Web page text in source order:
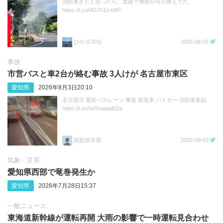
消防車きたと思ったら、道路で廃材か何か燃えてた。
https://t.co/dOZh1zod97
ひの (CRS) 2026-08-05
事故
市営バスと車2台が絡む事故 3人けが 名古屋市東区
愛知県 2026年8月3日20:10
名古屋市 基幹バスレーン 事故 救急車 パトカー 消防車集結
https://t.co/m7knaaa8Qa
雑賀孫市場 2026-08-03
気象・災害
愛知県西部で竜巻発生か
愛知県 2026年7月28日15:37
一般ニュース
東海道新幹線が運転再開 大雨の影響で一時運転見合わせ